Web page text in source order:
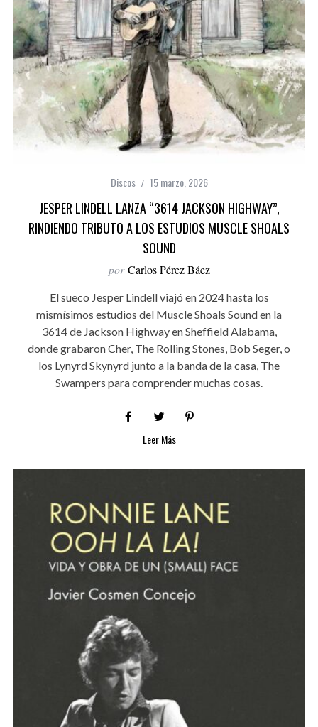
Discos 15 marzo, 2026
JESPER LINDELL LANZA “3614 JACKSON HIGHWAY”,
RINDIENDO TRIBUTO A LOS ESTUDIOS MUSCLE SHOALS
SOUND
por Carlos Pérez Báez
El sueco Jesper Lindell viajó en 2024 hasta los
mismísimos estudios del Muscle Shoals Sound en la
3614 de Jackson Highway en Sheffield Alabama,
donde grabaron Cher, The Rolling Stones, Bob Seger, o
los Lynyrd Skynyrd junto a la banda de la casa, The
Swampers para comprender muchas cosas.
Leer Más